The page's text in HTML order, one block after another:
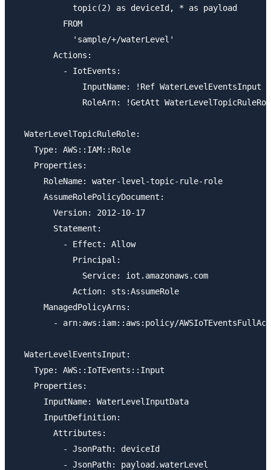
            topic(2) as deviceId, * as payload
          FROM
            'sample/+/waterLevel'
        Actions:
          - IotEvents:
              InputName: !Ref WaterLevelEventsInput
RoleArn: !GetAtt
  WaterLevelTopicRuleRole:
    Type: AWS::IAM::Role
    Properties:
      RoleName: water-level-topic-rule-role
      AssumeRolePolicyDocument:
        Version: 2012-10-17
        Statement:
          - Effect: Allow
            Principal:
              Service: iot.amazonaws.com
            Action: sts:AssumeRole
      ManagedPolicyArns:
- arn:aws:iam::aws:policy/
  WaterLevelEventsInput:
    Type: AWS::IoTEvents::Input
    Properties:
      InputName: WaterLevelInputData
      InputDefinition:
        Attributes:
          - JsonPath: deviceId
          - JsonPath: payload.waterLevel